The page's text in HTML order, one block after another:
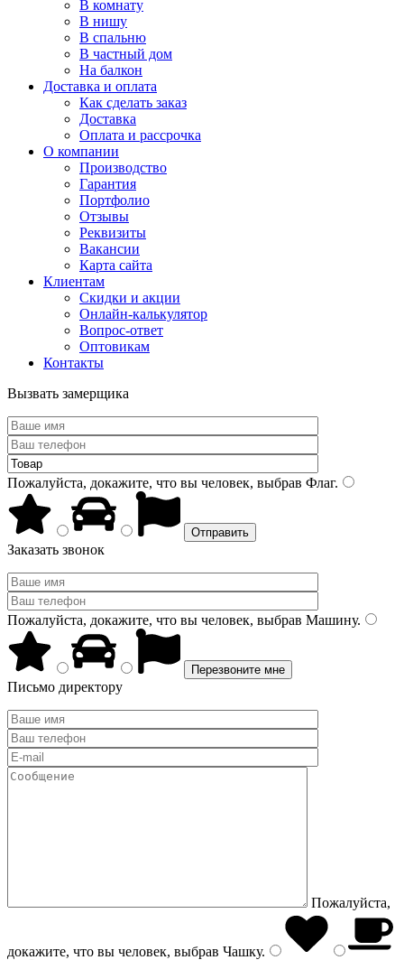
В комнату
В нишу
В спальню
В частный дом
На балкон
Доставка и оплата
Как сделать заказ
Доставка
Оплата и рассрочка
О компании
Производство
Гарантия
Портфолио
Отзывы
Реквизиты
Вакансии
Карта сайта
Клиентам
Скидки и акции
Онлайн-калькулятор
Вопрос-ответ
Оптовикам
Контакты
Вызвать замерщика
Пожалуйста, докажите, что вы человек, выбрав Флаг.
Заказать звонок
Пожалуйста, докажите, что вы человек, выбрав Машину.
Письмо директору
Пожалуйста,
докажите, что вы человек, выбрав Чашку.